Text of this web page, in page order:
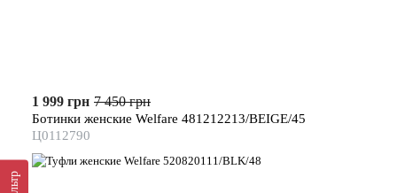
1 999 грн 7 450 грн
Ботинки женские Welfare 481212213/BEIGE/45
Ц0112790